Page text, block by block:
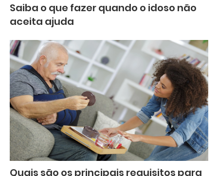
Saiba o que fazer quando o idoso não
aceita ajuda
Quais são os principais requisitos para